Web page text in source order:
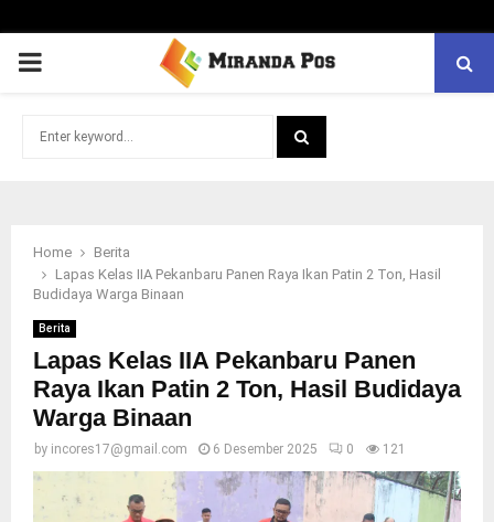
PRIMARY
Home
Berita
Lapas Kelas IIA Pekanbaru Panen Raya Ikan Patin 2 Ton, Hasil
Budidaya Warga Binaan
Berita
Lapas Kelas IIA Pekanbaru Panen
Raya Ikan Patin 2 Ton, Hasil Budidaya
Warga Binaan
by incores17@gmail.com 6 Desember 2025 0 121